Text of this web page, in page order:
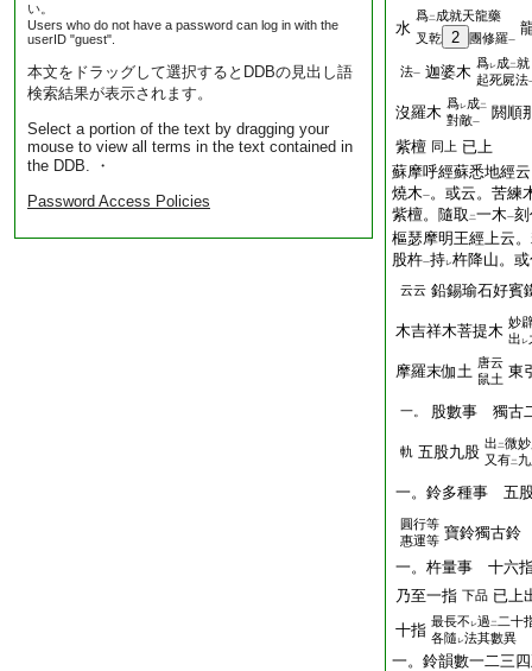
い。
Users who do not have a password can log in with the
userID "guest".
本文をドラッグして選択するとDDBの見出し語
検索結果が表示されます。
Select a portion of the text by dragging your
mouse to view all terms in the text contained in
the DDB. ・
Password Access Policies
水
爲二 成就天龍藥
叉乾
2 團修羅一
法一 迦婆木 爲レ成二就
起死屍法
沒羅木 爲レ成二
對敵一
閼順
紫檀 同上 已上
蘇摩呼經蘇悉地經
燒木一。或云。苦練
紫檀。隨取 二一木一
樞瑟摩明王經上云
股杵一持レ杵降山。
云云 鉛錫瑜石好賓
木吉祥木菩提木 妙
出 レ
摩羅末伽土 唐云
鼠土 東
一。 股數事 獨古
軌 五股九股 出 二微
又有二
一。鈴多種事 五
圓行等
惠運等 寶鈴獨古鈴
一。杵量事 十六
乃至一指 下品 已上
十指 最長不 レ過 二 二十
各隨 レ法其數異
一。鈴韻數一二三